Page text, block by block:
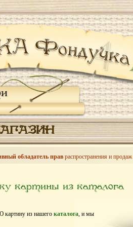
обладатель прав распространения и продаж
картины из каталога
из нашего каталога, и мы